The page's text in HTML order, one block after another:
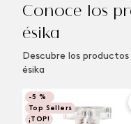
Conoce los
ésika
Descubre los
ésika
-5 %
Top Sellers
¡TOP!